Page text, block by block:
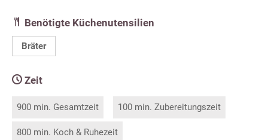
Benötigte Küchenutensilien
Bräter
Zeit
900 min. Gesamtzeit 100 min. Zubereitungszeit
800 min. Koch & Ruhezeit